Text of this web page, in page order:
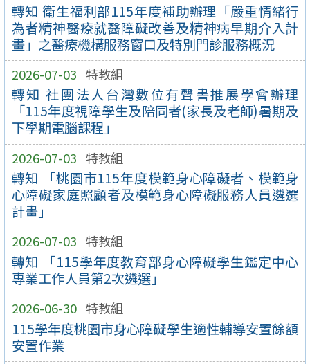
轉知 衛生福利部115年度補助辦理「嚴重情緒行
為者精神醫療就醫障礙改善及精神病早期介入計
畫」之醫療機構服務窗口及特別門診服務概況
2026-07-03 特教組
轉知 社團法人台灣數位有聲書推展學會辦理
「115年度視障學生及陪同者(家長及老師)暑期及
下學期電腦課程」
2026-07-03 特教組
轉知 「桃園市115年度模範身心障礙者、模範身
心障礙家庭照顧者及模範身心障礙服務人員遴選
計畫」
2026-07-03 特教組
轉知 「115學年度教育部身心障礙學生鑑定中心
專業工作人員第2次遴選」
2026-06-30 特教組
115學年度桃園市身心障礙學生適性輔導安置餘額
安置作業